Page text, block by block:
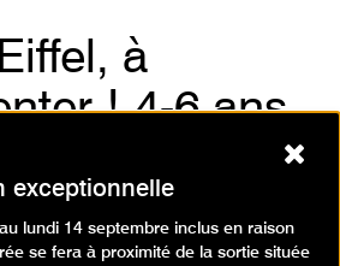
à
! 4-6 ans
/ Visite animation
2023
exceptionnelle
lundi 14 septembre inclus en raison
se fera à proximité de la sortie située